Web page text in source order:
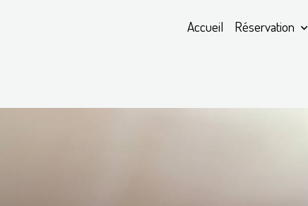
Accueil Réservation